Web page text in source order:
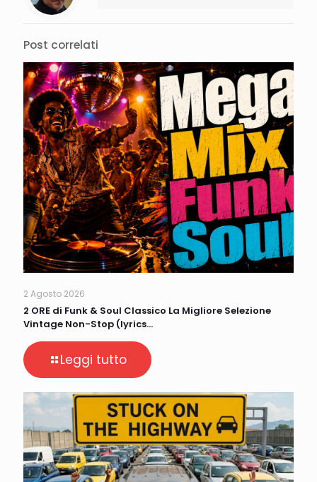
Post correlati
2 Agosto 2026
2 ORE di Funk & Soul Classico La Migliore Selezione
Vintage Non-Stop (lyrics…
Leggi tutto